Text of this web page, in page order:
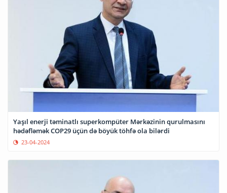
Yaşıl enerji təminatlı superkompüter Mərkəzinin qurulmasını
hədəfləmək COP29 üçün də böyük töhfə ola bilərdi
23-04-2024